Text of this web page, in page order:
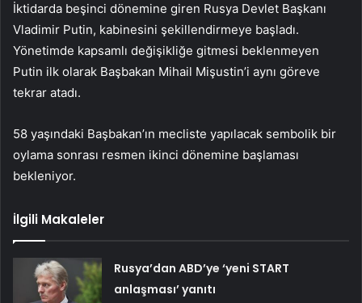
İktidarda beşinci dönemine giren Rusya Devlet Başkanı
Vladimir Putin, kabinesini şekillendirmeye başladı.
Yönetimde kapsamlı değişikliğe gitmesi beklenmeyen
Putin ilk olarak Başbakan Mihail Mişustin’i aynı göreve
tekrar atadı.
58 yaşındaki Başbakan’ın mecliste yapılacak sembolik bir
oylama sonrası resmen ikinci dönemine başlaması
bekleniyor.
İlgili Makaleler
Rusya’dan ABD’ye ‘yeni START
anlaşması’ yanıtı